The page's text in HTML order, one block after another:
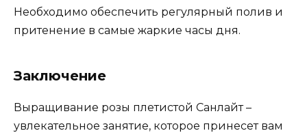
Необходимо обеспечить регулярный полив и
притенение в самые жаркие часы дня.
Заключение
Выращивание розы плетистой Санлайт –
увлекательное занятие, которое принесет вам